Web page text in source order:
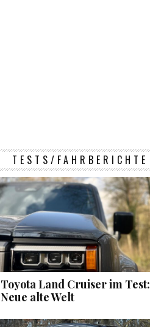
TESTS/FAHRBERICHTE
Toyota Land Cruiser im Test:
Neue alte Welt